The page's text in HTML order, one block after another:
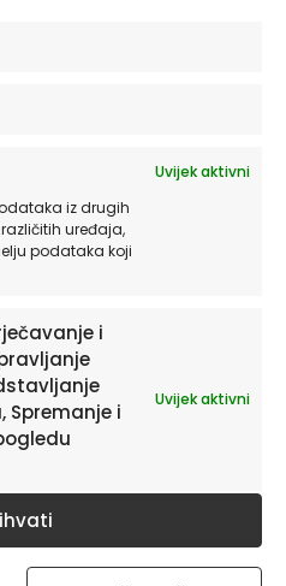
Uvijek aktivni
iz drugih
uređaja,
podataka koji
i
Spremanje i
Uvijek aktivni
Usklađivanje boja, uzoraka
stvaranju jedinstvenog
poboljšanje estetike i
Newsletter
o uređenju doma te
i pogodnostima?